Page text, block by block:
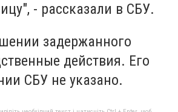
- рассказали в СБУ.
задержанного
действия. Его
СБУ не указано.